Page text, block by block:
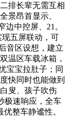
排长辈无需互相
景昂首显示、
边中控屏、21。
五屏联动，可
音区设想，建立
温区车载冰箱，
宝宝拉肚子；同
快同时也能做到
叟、孩子吹伤
极速响应，全车
整车静谧性。